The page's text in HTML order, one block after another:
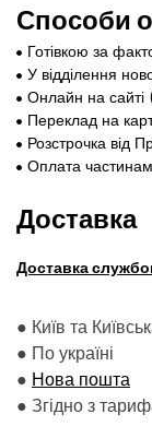
Способи
Готівкою за
У відділення
Онлайн на
Переклад на
Розстрочка від
Оплата
Доставка
Доставка
● Київ та
● По україні
● Нова пошта
● Згідно з